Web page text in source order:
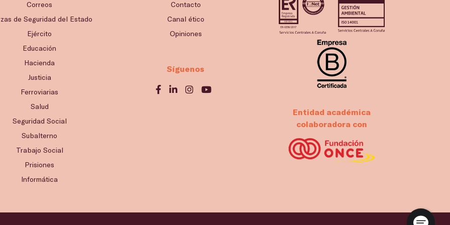
Correos
de Seguridad del Estado
Ejército
Educación
Hacienda
Justicia
Ferroviarias
Salud
Seguridad Social
Subalterno
Trabajo Social
Prisiones
Informática
Contacto
Canal ético
Opiniones
Síguenos
Entidad académica
colaboradora con